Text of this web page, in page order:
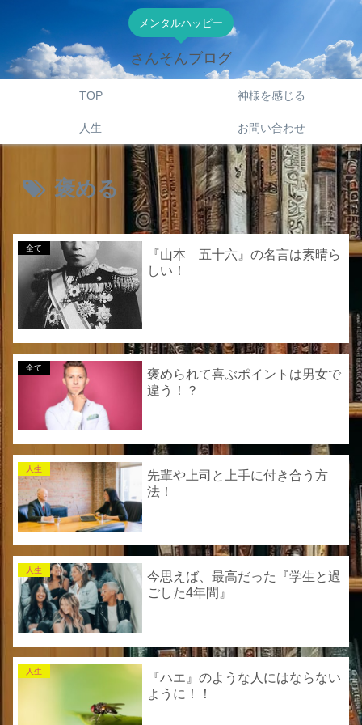
メンタルハッピー
さんそんブログ
TOP 神様を感じる
人生 お問い合わせ
褒める
全て
『山本 五十六』の名言は素晴ら
しい！
全て
褒められて喜ぶポイントは男女で
違う！？
人生
先輩や上司と上手に付き合う方
法！
人生
今思えば、最高だった『学生と過
ごした4年間』
人生
『ハエ』のような人にはならない
ように！！